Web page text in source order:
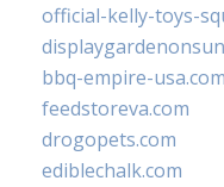
official-kelly-toys-
bbq-empire-usa.com
feedstoreva.com
drogopets.com
ediblechalk.com